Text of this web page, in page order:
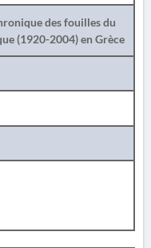
des fouilles du
(1920-2004) en Grèce